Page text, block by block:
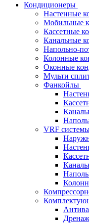
Кондиционеры
Настенные
Мобильные
Кассетные
Канальные
Напольно-
Колонные
Оконные
Мульти
Фанкойлы
VRF